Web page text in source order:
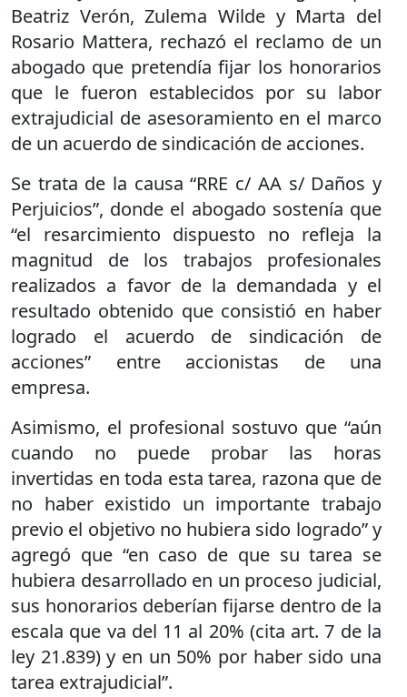
Beatriz Verón, Zulema Wilde y Marta del
Rosario Mattera, rechazó el reclamo de un
abogado que pretendía fijar los honorarios
que le fueron establecidos por su labor
extrajudicial de asesoramiento en el marco
de un acuerdo de sindicación de acciones.
Se trata de la causa “RRE c/ AA s/ Daños y
Perjuicios”, donde el abogado sostenía que
“el resarcimiento dispuesto no refleja la
magnitud de los trabajos profesionales
realizados a favor de la demandada y el
resultado obtenido que consistió en haber
logrado el acuerdo de sindicación de
acciones” entre accionistas de una
empresa.
Asimismo, el profesional sostuvo que “aún
cuando no puede probar las horas
invertidas en toda esta tarea, razona que de
no haber existido un importante trabajo
previo el objetivo no hubiera sido logrado” y
agregó que “en caso de que su tarea se
hubiera desarrollado en un proceso judicial,
sus honorarios deberían fijarse dentro de la
escala que va del 11 al 20% (cita art. 7 de la
ley 21.839) y en un 50% por haber sido una
tarea extrajudicial”.